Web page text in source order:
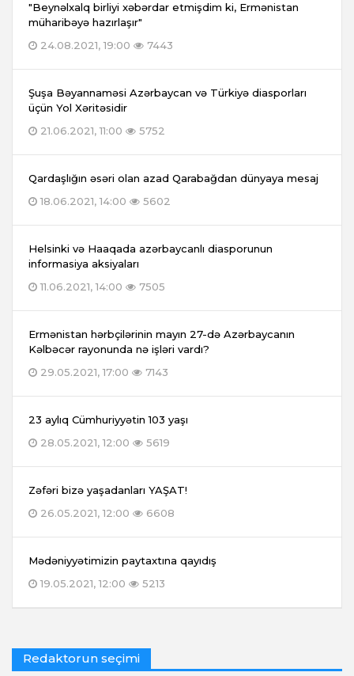
"Beynəlxalq birliyi xəbərdar etmişdim ki, Ermənistan
müharibəyə hazırlaşır"
24.08.2021, 19:00
7443
Şuşa Bəyannaməsi Azərbaycan və Türkiyə diasporları
üçün Yol Xəritəsidir
21.06.2021, 11:00
5752
Qardaşlığın əsəri olan azad Qarabağdan dünyaya mesaj
18.06.2021, 14:00
5602
Helsinki və Haaqada azərbaycanlı diasporunun
informasiya aksiyaları
11.06.2021, 14:00
7505
Ermənistan hərbçilərinin mayın 27-də Azərbaycanın
Kəlbəcər rayonunda nə işləri vardı?
29.05.2021, 17:00
7143
23 aylıq Cümhuriyyətin 103 yaşı
28.05.2021, 12:00
5619
Zəfəri bizə yaşadanları YAŞAT!
26.05.2021, 12:00
6608
Mədəniyyətimizin paytaxtına qayıdış
19.05.2021, 12:00
5213
Redaktorun seçimi